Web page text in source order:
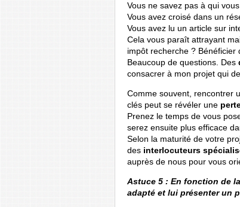
Vous ne savez pas à qui
Vous avez croisé dans un
Vous avez lu un article sur
Cela vous paraît attrayant
impôt recherche ? Bénéficier
Beaucoup de questions. Des
consacrer à mon projet qui
Comme souvent, rencontrer
clés peut se révéler une
Prenez le temps de vous
serez ensuite plus efficace
Selon la maturité de votre
des interlocuteurs
auprès de nous pour vous
Astuce 5 : En fonction de
adapté et lui présenter un